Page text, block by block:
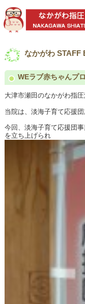
なかがわ STAFF
WEラブ赤ちゃんプ
大津市瀬田のなかがわ指圧
当院は、淡海子育て応援団
今回、淡海子育て応援団
を立ち上げられ